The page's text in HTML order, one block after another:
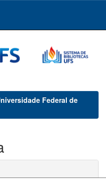
Federal de